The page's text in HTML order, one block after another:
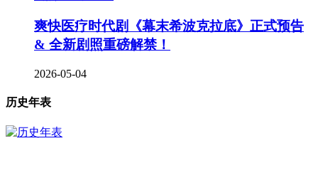
爽快医疗时代剧《幕末希波克拉底》正式预告
& 全新剧照重磅解禁！
2026-05-04
历史年表